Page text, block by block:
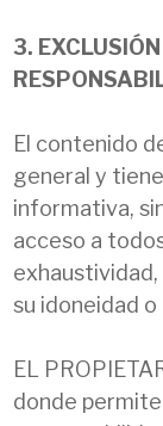
3.
El contenido
general y
informativa,
acceso a
su idoneidad
EL
donde